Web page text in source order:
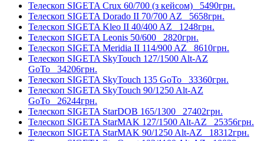
Телескоп SIGETA Crux 60/700 (з кейсом) 5490грн.
Телескоп SIGETA Dorado II 70/700 AZ 5658грн.
Телескоп SIGETA Kleo II 40/400 AZ 1248грн.
Телескоп SIGETA Leonis 50/600 2820грн.
Телескоп SIGETA Meridia II 114/900 AZ 8610грн.
Телескоп SIGETA SkyTouch 127/1500 Alt-AZ
GoTo 34206грн.
Телескоп SIGETA SkyTouch 135 GoTo 33360грн.
Телескоп SIGETA SkyTouch 90/1250 Alt-AZ
GoTo 26244грн.
Телескоп SIGETA StarDOB 165/1300 27402грн.
Телескоп SIGETA StarMAK 127/1500 Alt-AZ 25356грн.
Телескоп SIGETA StarMAK 90/1250 Alt-AZ 18312грн.